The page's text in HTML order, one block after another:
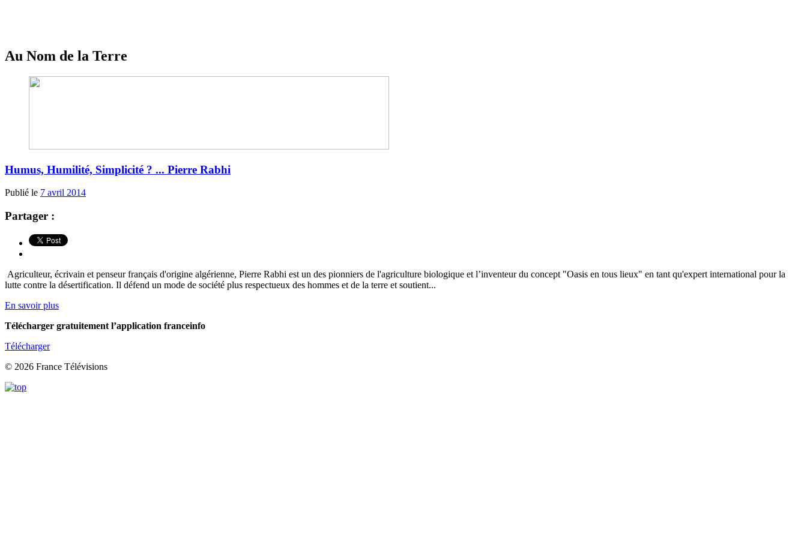
Au Nom de la Terre
Humus, Humilité, Simplicité ? ... Pierre Rabhi
Publié le 7 avril 2014
Partager :
Agriculteur, écrivain et penseur français d'origine algérienne, Pierre Rabhi est un des pionniers de l'agriculture biologique et l’inventeur du concept "Oasis en tous lieux" en tant qu'expert international pour la
lutte contre la désertification. Il défend un mode de société plus respectueux des hommes et de la terre et soutient...
En savoir plus
Télécharger gratuitement l’application franceinfo
Télécharger
© 2026 France Télévisions